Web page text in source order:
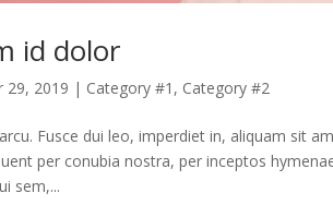
id dolor
29, 2019 | Category #1 , Category #2
Fusce dui leo, imperdiet in, aliquam sit
per conubia nostra, per inceptos
sem,...